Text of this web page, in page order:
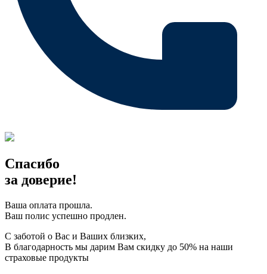
Спасибо
за доверие!
Ваша оплата прошла.
Ваш полис успешно продлен.
С заботой о Вас и Ваших близких,
В благодарность мы дарим Вам скидку до 50% на наши
страховые продукты